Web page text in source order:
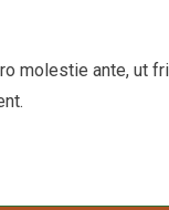
molestie ante, ut